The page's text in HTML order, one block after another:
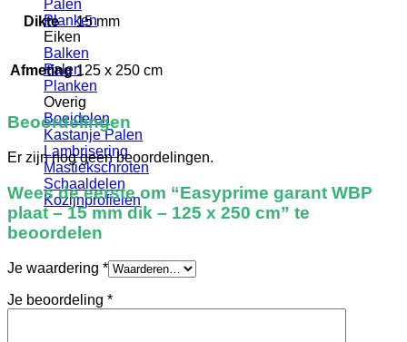
Palen
Planken
Eiken
Balken
Palen
Planken
Overig
Boeidelen
Kastanje Palen
Lambrisering
Mastiekschroten
Schaaldelen
Kozijnprofielen
Dikte 15 mm
Afmeting 125 x 250 cm
Beoordelingen
Er zijn nog geen beoordelingen.
Wees de eerste om “Easyprime garant WBP
plaat – 15 mm dik – 125 x 250 cm” te
beoordelen
Je waardering *
Je beoordeling *